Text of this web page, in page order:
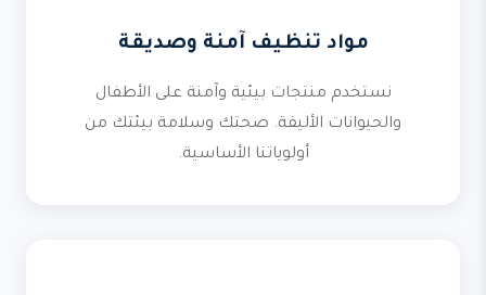
مواد تنظيف آمنة وصديقة
نستخدم منتجات بيئية وآمنة على الأطفال
والحيوانات الأليفة. صحتك وسلامة بيئتك من
أولوياتنا الأساسية.